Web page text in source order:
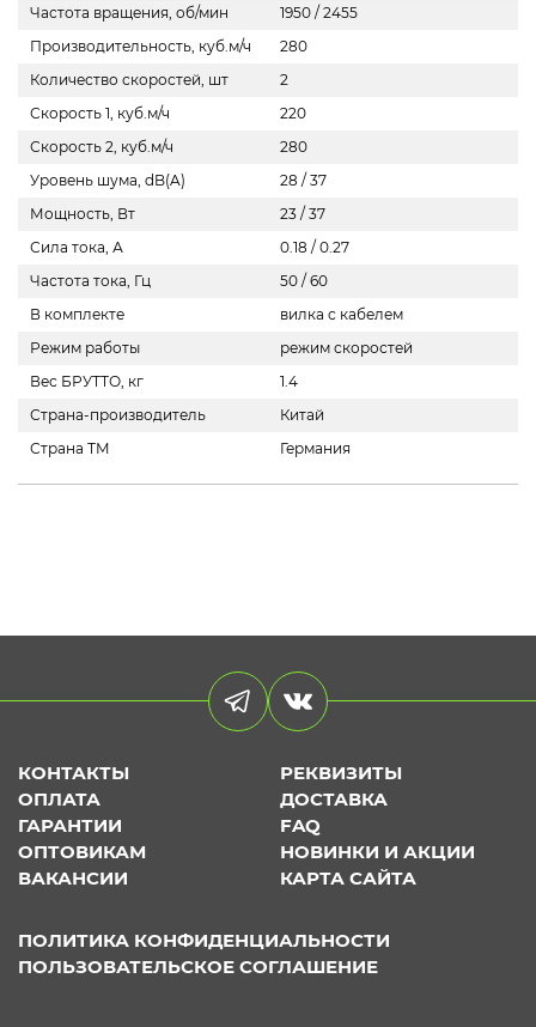
Частота вращения, об/мин
1950 / 2455
Производительность, куб.м/ч
280
Количество скоростей, шт
2
Скорость 1, куб.м/ч
220
Скорость 2, куб.м/ч
280
Уровень шума, dB(A)
28 / 37
Мощность, Вт
23 / 37
Сила тока, А
0.18 / 0.27
Частота тока, Гц
50 / 60
В комплекте
вилка с кабелем
Режим работы
режим скоростей
Вес БРУТТО, кг
1.4
Страна-производитель
Китай
Страна ТМ
Германия
КОНТАКТЫ
РЕКВИЗИТЫ
ОПЛАТА
ДОСТАВКА
ГАРАНТИИ
FAQ
ОПТОВИКАМ
НОВИНКИ И АКЦИИ
ВАКАНСИИ
КАРТА САЙТА
ПОЛИТИКА КОНФИДЕНЦИАЛЬНОСТИ
ПОЛЬЗОВАТЕЛЬСКОЕ СОГЛАШЕНИЕ